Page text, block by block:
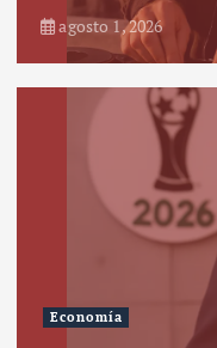
agosto 1, 2026
Economía